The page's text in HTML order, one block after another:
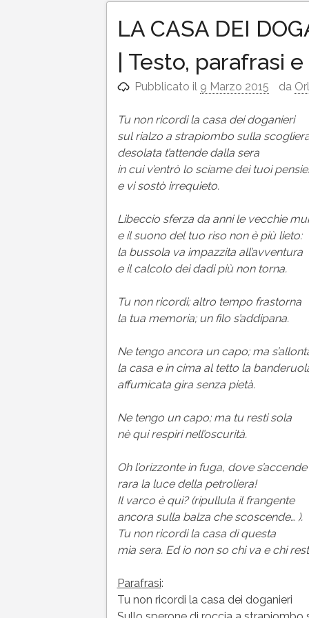
LA CASA DEI
| Testo, parafrasi
Pubblicato il 9 Marzo 2015 da
Tu non ricordi la casa dei doganieri
sul rialzo a strapiombo sulla
desolata t’attende dalla sera
in cui v’entrò lo sciame dei tuoi
e vi sostò irrequieto.
Libeccio sferza da anni le vecchie
e il suono del tuo riso non è più lieto:
la bussola va impazzita all’avventura
e il calcolo dei dadi più non torna.
Tu non ricordi; altro tempo frastorna
la tua memoria; un filo s’addipana.
Ne tengo ancora un capo; ma
la casa e in cima al tetto la
affumicata gira senza pietà.
Ne tengo un capo; ma tu resti sola
nè qui respiri nell’oscurità.
Oh l’orizzonte in fuga, dove s’accende
rara la luce della petroliera!
Il varco è qui? (ripullula il frangente
ancora sulla balza che scoscende… ).
Tu non ricordi la casa di questa
mia sera. Ed io non so chi va e chi
Parafrasi:
Tu non ricordi la casa dei doganieri